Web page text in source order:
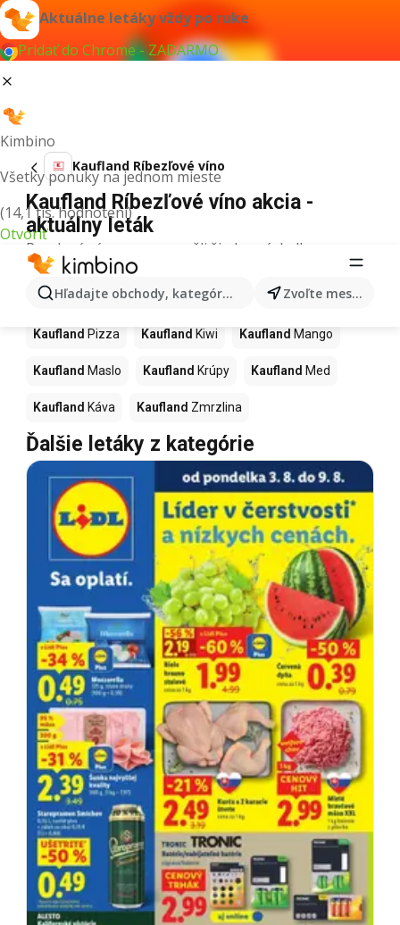
Aktuálne letáky vždy po ruke
Pridať do Chrome - ZADARMO
Kimbino
Všetky ponuky na jednom mieste
(14,1 tis. hodnotení)
Otvoriť
Hľadajte obchody, kategórie, produkty... Zvoľte mesto
Kaufland Ríbezľové víno
Kaufland Ríbezľové víno akcia -
aktuálny leták
Pre daný výraz sme nenašli žiadne výsledky.
Ďalšie produkty v obchodoch
Kaufland
Kaufland Pizza Kaufland Kiwi Kaufland Mango
Kaufland Maslo Kaufland Krúpy Kaufland Med
Kaufland Káva Kaufland Zmrzlina
Ďalšie letáky z kategórie